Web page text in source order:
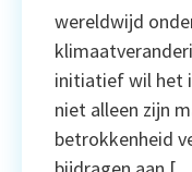
wereldwijd
initiatief wil het
niet alleen zijn
betrokkenheid